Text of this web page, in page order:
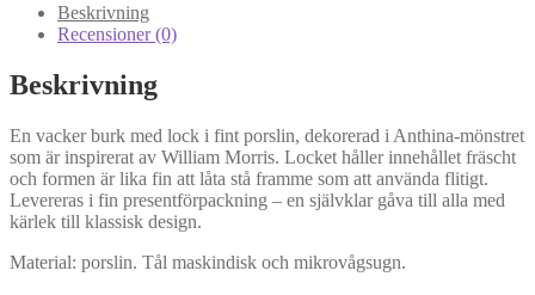
Beskrivning
Recensioner (0)
Beskrivning
En vacker burk med lock i fint porslin, dekorerad i Anthina-mönstret
som är inspirerat av William Morris. Locket håller innehållet fräscht
och formen är lika fin att låta stå framme som att använda flitigt.
Levereras i fin presentförpackning – en självklar gåva till alla med
kärlek till klassisk design.
Material: porslin. Tål maskindisk och mikrovågsugn.